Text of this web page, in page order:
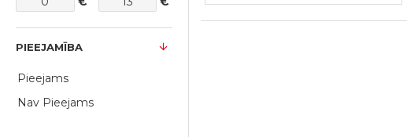
PIEEJAMĪBA
Pieejams
Nav Pieejams